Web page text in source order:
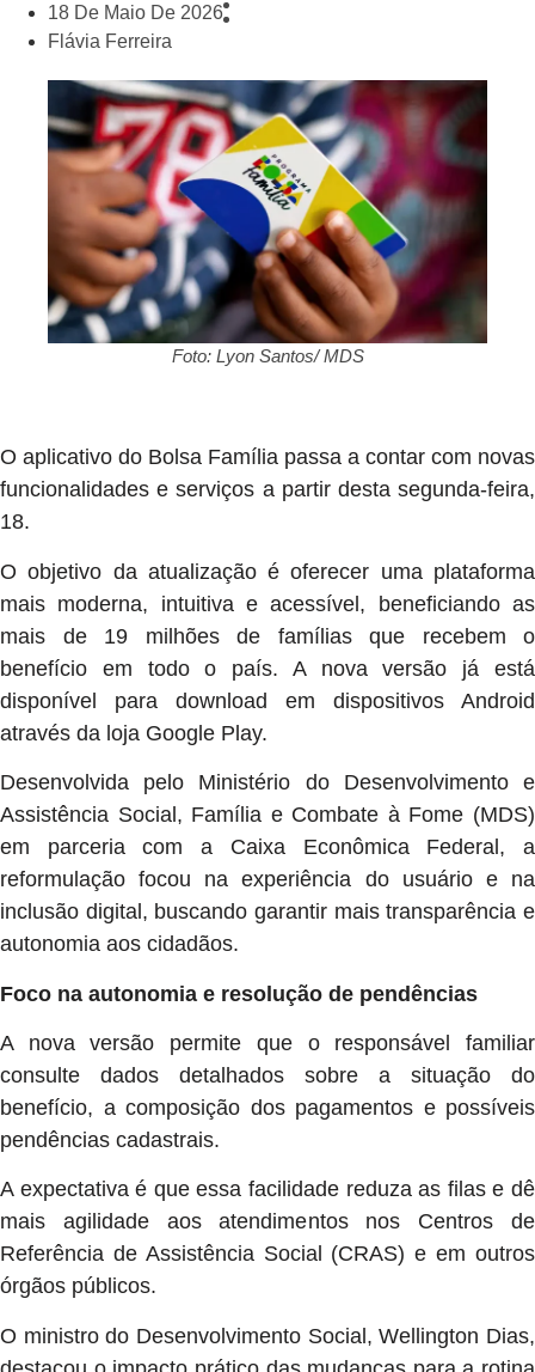
18 De Maio De 2026
Flávia Ferreira
Foto: Lyon Santos/ MDS
O aplicativo do Bolsa Família passa a contar com novas
funcionalidades e serviços a partir desta segunda-feira,
18.
O objetivo da atualização é oferecer uma plataforma
mais moderna, intuitiva e acessível, beneficiando as
mais de 19 milhões de famílias que recebem o
benefício em todo o país. A nova versão já está
disponível para download em dispositivos Android
através da loja Google Play.
Desenvolvida pelo Ministério do Desenvolvimento e
Assistência Social, Família e Combate à Fome (MDS)
em parceria com a Caixa Econômica Federal, a
reformulação focou na experiência do usuário e na
inclusão digital, buscando garantir mais transparência e
autonomia aos cidadãos.
Foco na autonomia e resolução de pendências
A nova versão permite que o responsável familiar
consulte dados detalhados sobre a situação do
benefício, a composição dos pagamentos e possíveis
pendências cadastrais.
A expectativa é que essa facilidade reduza as filas e dê
mais agilidade aos atendimentos nos Centros de
Referência de Assistência Social (CRAS) e em outros
órgãos públicos.
O ministro do Desenvolvimento Social, Wellington Dias,